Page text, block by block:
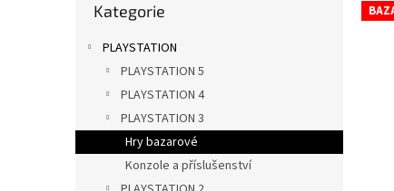
a
kategorie
Kategorie
PLAYSTATION
PLAYSTATION 5
PLAYSTATION 4
PLAYSTATION 3
Hry bazarové
Konzole a příslušenství